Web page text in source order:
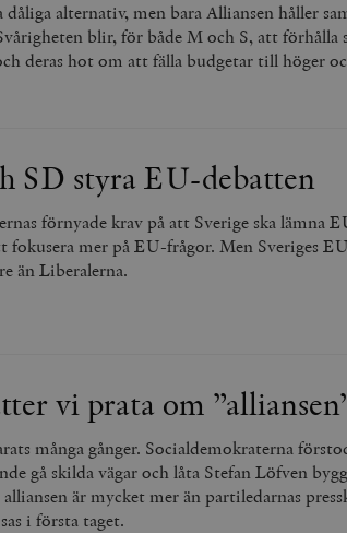
alternativ, men bara Alliansen håller
blir, för både M och S, att förhålla
deras hot om att fälla budgetar till höger
SD styra EU-debatten
förnyade krav på att Sverige ska lämna
fokusera mer på EU-frågor. Men Sveriges
än Liberalerna.
vi prata om
många gånger. Socialdemokraterna
gå skilda vägar och låta Stefan Löfven
är mycket mer än partiledarnas
i första taget.